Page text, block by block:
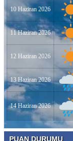
10 Haziran 2026
11 Haziran 2026
12 Haziran 2026
13 Haziran 2026
14 Haziran 2026
PUAN DURUMU